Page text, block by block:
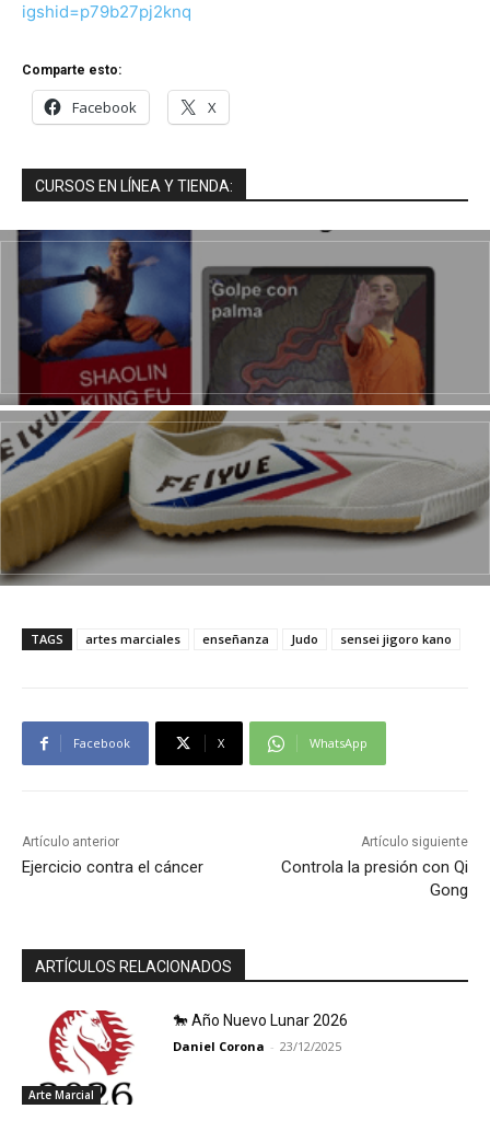
igshid=p79b27pj2knq
Comparte esto:
Facebook X
CURSOS EN LÍNEA Y TIENDA:
TAGS artes marciales enseñanza Judo sensei jigoro kano
Facebook X WhatsApp
Artículo anterior
Ejercicio contra el cáncer
Artículo siguiente
Controla la presión con Qi
Gong
ARTÍCULOS RELACIONADOS
Arte Marcial
🐎 Año Nuevo Lunar 2026
Daniel Corona - 23/12/2025